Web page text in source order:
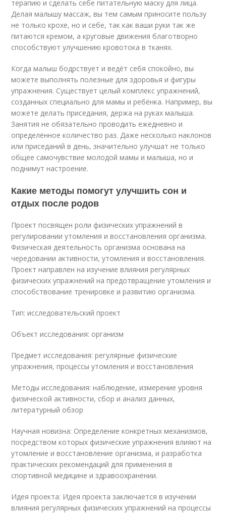
терапию и сделать себе питательную маску для лица.
Делая малышу массаж, вы тем самым приносите пользу
не только крохе, но и себе, так как ваши руки так же
питаются кремом, а круговые движения благотворно
способствуют улучшению кровотока в тканях.
Когда малыш бодрствует и ведёт себя спокойно, вы
можете выполнять полезные для здоровья и фигуры
упражнения. Существует целый комплекс упражнений,
созданных специально для мамы и ребёнка. Например, вы
можете делать приседания, держа на руках малыша.
Занятия не обязательно проводить ежедневно и
определённое количество раз. Даже несколько наклонов
или приседаний в день, значительно улучшат не только
общее самочувствие молодой мамы и малыша, но и
поднимут настроение.
Какие методы помогут улучшить сон и
отдых после родов
Проект посвящен роли физических упражнений в
регулировании утомления и восстановления организма.
Физическая деятельность организма основана на
чередовании активности, утомления и восстановления.
Проект направлен на изучение влияния регулярных
физических упражнений на предотвращение утомления и
способствование тренировке и развитию организма.
Тип: исследовательский проект
Объект исследования: организм
Предмет исследования: регулярные физические
упражнения, процессы утомления и восстановления
Методы исследования: наблюдение, измерение уровня
физической активности, сбор и анализ данных,
литературный обзор
Научная новизна: Определение конкретных механизмов,
посредством которых физические упражнения влияют на
утомление и восстановление организма, и разработка
практических рекомендаций для применения в
спортивной медицине и здравоохранении.
Идея проекта: Идея проекта заключается в изучении
влияния регулярных физических упражнений на процессы